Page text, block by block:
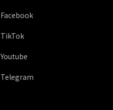
Facebook
TikTok
Youtube
Telegram